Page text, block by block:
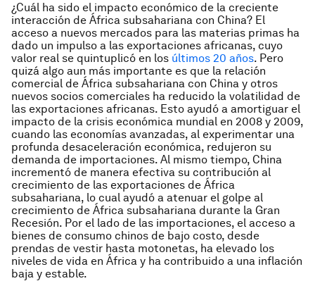
¿Cuál ha sido el impacto económico de la creciente
interacción de África subsahariana con China? El
acceso a nuevos mercados para las materias primas ha
dado un impulso a las exportaciones africanas, cuyo
valor real se quintuplicó en los últimos 20 años. Pero
quizá algo aun más importante es que la relación
comercial de África subsahariana con China y otros
nuevos socios comerciales ha reducido la volatilidad de
las exportaciones africanas. Esto ayudó a amortiguar el
impacto de la crisis económica mundial en 2008 y 2009,
cuando las economías avanzadas, al experimentar una
profunda desaceleración económica, redujeron su
demanda de importaciones. Al mismo tiempo, China
incrementó de manera efectiva su contribución al
crecimiento de las exportaciones de África
subsahariana, lo cual ayudó a atenuar el golpe al
crecimiento de África subsahariana durante la Gran
Recesión. Por el lado de las importaciones, el acceso a
bienes de consumo chinos de bajo costo, desde
prendas de vestir hasta motonetas, ha elevado los
niveles de vida en África y ha contribuido a una inflación
baja y estable.